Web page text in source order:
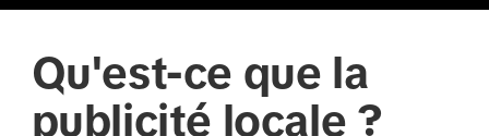
Qu'est-ce que la
publicité locale ?